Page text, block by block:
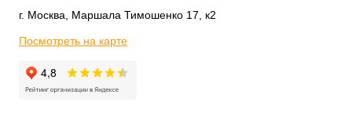
г. Москва, Маршала Тимошенко 17, к2
Посмотреть на карте